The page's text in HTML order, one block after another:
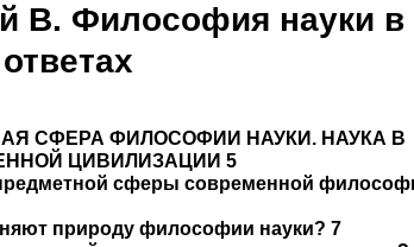
В. Философия науки в
СФЕРА ФИЛОСОФИИ НАУКИ. НАУКА В
ЦИВИЛИЗАЦИИ 5
сферы современной
природу философии науки? 7